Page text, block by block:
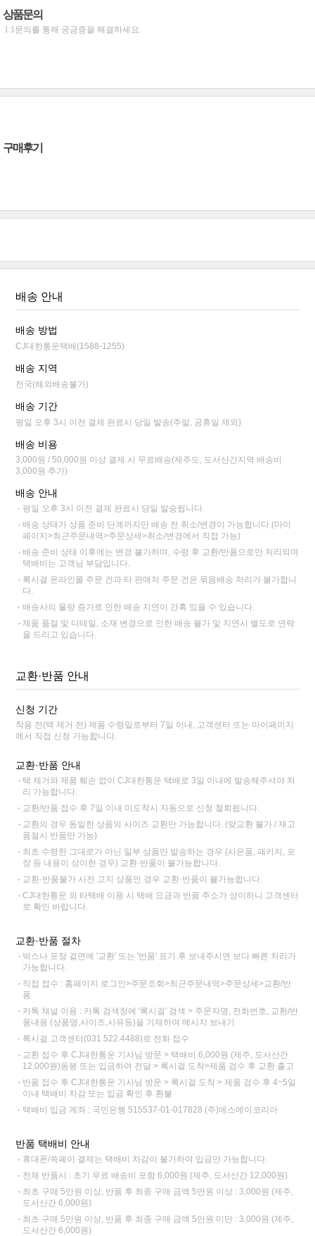
상품문의
1:1문의를 통해 궁금증을 해결하세요.
구매후기
배송 안내
배송 방법
CJ대한통운택배(1588-1255)
배송 지역
전국(해외배송불가)
배송 기간
평일 오후 3시 이전 결제 완료시 당일 발송(주말, 공휴일 제외)
배송 비용
3,000원 / 50,000원 이상 결제 시 무료배송(제주도, 도서산간지역 배송비
3,000원 추가)
배송 안내
평일 오후 3시 이전 결제 완료시 당일 발송됩니다.
배송 상태가 상품 준비 단계까지만 배송 전 취소/변경이 가능합니다.(마이
페이지>최근주문내역>주문상세>취소/변경에서 직접 가능)
배송 준비 상태 이후에는 변경 불가하며, 수령 후 교환/반품으로만 처리되며
택배비는 고객님 부담입니다.
록시걸 온라인몰 주문 건과 타 판매처 주문 건은 묶음배송 처리가 불가합니
다.
배송사의 물량 증가로 인한 배송 지연이 간혹 있을 수 있습니다.
제품 품절 및 디테일, 소재 변경으로 인한 배송 불가 및 지연시 별도로 연락
을 드리고 있습니다.
교환·반품 안내
신청 기간
착용 전(택 제거 전) 제품 수령일로부터 7일 이내, 고객센터 또는 마이페이지
에서 직접 신청 가능합니다.
교환·반품 안내
택 제거와 제품 훼손 없이 CJ대한통운 택배로 3일 이내에 발송해주셔야 처
리 가능합니다.
교환/반품 접수 후 7일 이내 미도착시 자동으로 신청 철회됩니다.
교환의 경우 동일한 상품의 사이즈 교환만 가능합니다. (맞교환 불가 / 재고
품절시 반품만 가능)
최초 수령한 그대로가 아닌 일부 상품만 발송하는 경우 (사은품, 패키지, 포
장 등 내용이 상이한 경우) 교환·반품이 불가능합니다.
교환·반품불가 사전 고지 상품인 경우 교환·반품이 불가능합니다.
CJ대한통운 외 타택배 이용 시 택배 요금과 반품 주소가 상이하니 고객센터
로 확인 바랍니다.
교환·반품 절차
박스나 포장 겉면에 '교환' 또는 '반품' 표기 후 보내주시면 보다 빠른 처리가
가능합니다.
직접 접수 : 홈페이지 로그인>주문조회>최근주문내역>주문상세>교환/반
품
카톡 채널 이용 : 카톡 검색창에 '록시걸' 검색 > 주문자명, 전화번호, 교환/반
품내용 (상품명,사이즈,사유등)을 기재하여 메시지 보내기
록시걸 고객센터(031.522.4488)로 전화 접수
교환 접수 후 CJ대한통운 기사님 방문 > 택배비 6,000원 (제주, 도서산간
12,000원)동봉 또는 입금하여 전달 > 록시걸 도착>제품 검수 후 교환 출고
반품 접수 후 CJ대한통운 기사님 방문 > 록시걸 도착 > 제품 검수 후 4~5일
이내 택배비 차감 또는 입금 확인 후 환불
택배비 입금 계좌 : 국민은행 515537-01-017828 (주)에스에이코리아
반품 택배비 안내
휴대폰/쓱페이 결제는 택배비 차감이 불가하여 입금만 가능합니다.
전체 반품시 : 초기 무료 배송비 포함 6,000원 (제주, 도서산간 12,000원)
최초 구매 5만원 이상, 반품 후 최종 구매 금액 5만원 이상 : 3,000원 (제주,
도서산간 6,000원)
최초 구매 5만원 이상, 반품 후 최종 구매 금액 5만원 미만 : 3,000원 (제주,
도서산간 6,000원)